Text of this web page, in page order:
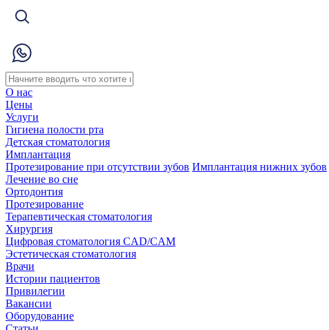
О нас
Цены
Услуги
Гигиена полости рта
Детская стоматология
Имплантация
Протезирование при отсутствии зубов Имплантация нижних зубов
Лечение во сне
Ортодонтия
Протезирование
Терапевтическая стоматология
Хирургия
Цифровая стоматология CAD/CAM
Эстетическая стоматология
Врачи
Истории пациентов
Привилегии
Вакансии
Оборудование